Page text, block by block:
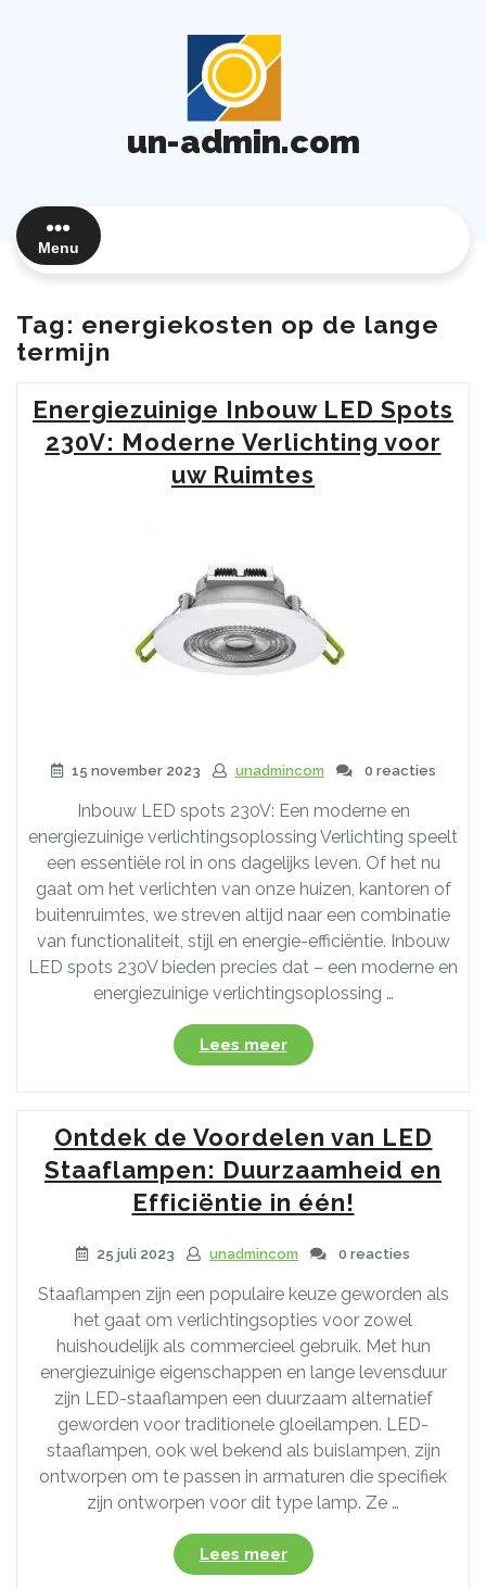
un-admin.com
Menu
Tag: energiekosten op de lange
termijn
Energiezuinige Inbouw LED Spots
230V: Moderne Verlichting voor
uw Ruimtes
15 november 2023 unadmincom 0 reacties
Inbouw LED spots 230V: Een moderne en
energiezuinige verlichtingsoplossing Verlichting speelt
een essentiële rol in ons dagelijks leven. Of het nu
gaat om het verlichten van onze huizen, kantoren of
buitenruimtes, we streven altijd naar een combinatie
van functionaliteit, stijl en energie-efficiëntie. Inbouw
LED spots 230V bieden precies dat – een moderne en
energiezuinige verlichtingsoplossing …
Lees meer“Energiezuinige
Inbouw
LED
Spots
230V:
Moderne
Verlichting
voor
Ruimtes”
Ontdek de Voordelen van LED
Staaflampen: Duurzaamheid en
Efficiëntie in één!
25 juli 2023 unadmincom 0 reacties
Staaflampen zijn een populaire keuze geworden als
het gaat om verlichtingsopties voor zowel
huishoudelijk als commercieel gebruik. Met hun
energiezuinige eigenschappen en lange levensduur
zijn LED-staaflampen een duurzaam alternatief
geworden voor traditionele gloeilampen. LED-
staaflampen, ook wel bekend als buislampen, zijn
ontworpen om te passen in armaturen die specifiek
zijn ontworpen voor dit type lamp. Ze …
Lees meer“Ontdek
de